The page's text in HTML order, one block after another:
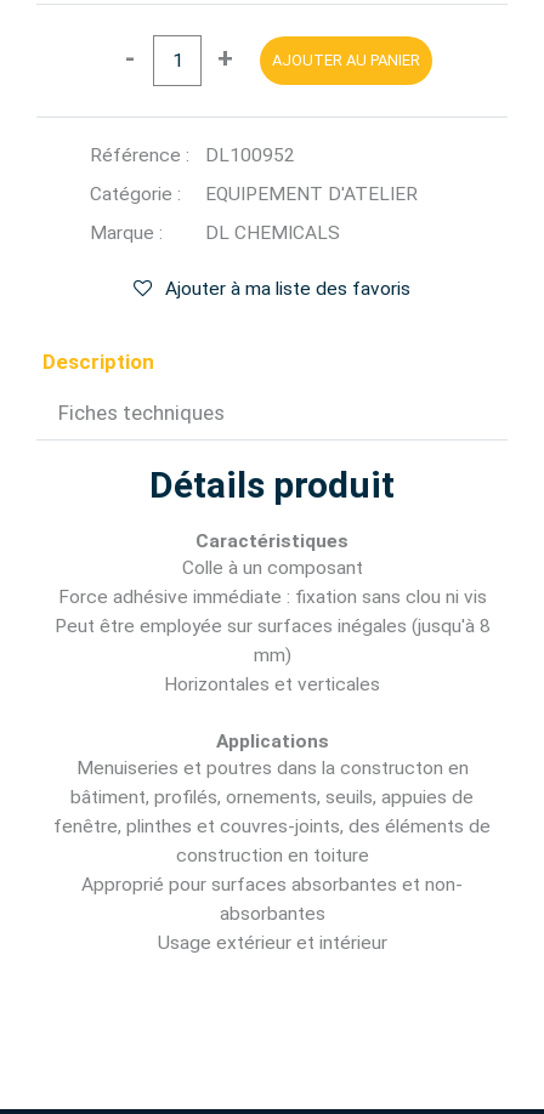
- + AJOUTER AU PANIER
Référence :
DL100952
Catégorie :
EQUIPEMENT D'ATELIER
Marque :
DL CHEMICALS
Ajouter à ma liste des favoris
Description
Fiches techniques
Détails produit
Caractéristiques
Colle à un composant
Force adhésive immédiate : fixation sans clou ni vis
Peut être employée sur surfaces inégales (jusqu'à 8
mm)
Horizontales et verticales
Applications
Menuiseries et poutres dans la constructon en
bâtiment, profilés, ornements, seuils, appuies de
fenêtre, plinthes et couvres-joints, des éléments de
construction en toiture
Approprié pour surfaces absorbantes et non-
absorbantes
Usage extérieur et intérieur